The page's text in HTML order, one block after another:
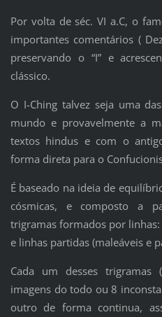
Por volta de séc. VI a.C, o
importantes comentários (
preservando o “I” e
clássico.
O I-Ching talvez seja uma
mundo e provavelmente a
textos hindus e com o
forma direta para o
É baseado na ideia de
cósmicas, e composto a
trigramas formados por
e linhas partidas (maleáveis e
Cada um desses trigramas
imagens do todo ou 8
outro de forma continua,